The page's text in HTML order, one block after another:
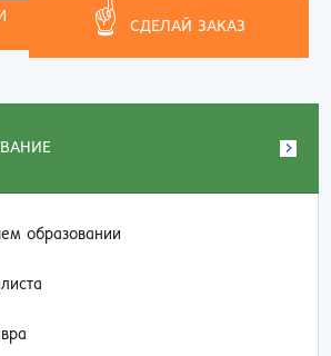
образовании
☝ СДЕЛАЙ ЗАКАЗ